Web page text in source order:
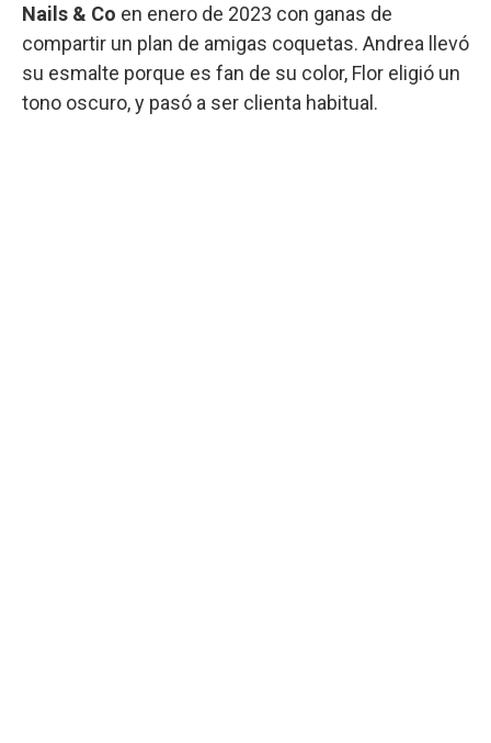
Nails & Co en enero de 2023 con ganas de
compartir un plan de amigas coquetas. Andrea llevó
su esmalte porque es fan de su color, Flor eligió un
tono oscuro, y pasó a ser clienta habitual.